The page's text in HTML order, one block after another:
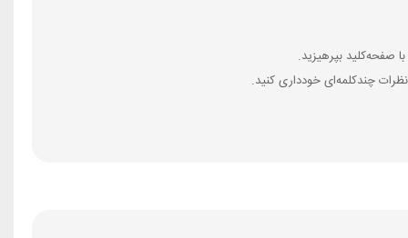
چندکلمه‌‌ای خودداری کنید.